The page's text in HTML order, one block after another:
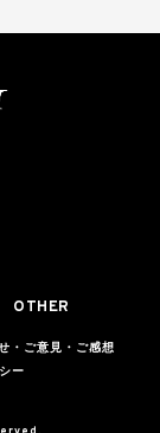
OTHER
・ご意見・ご感想
ー